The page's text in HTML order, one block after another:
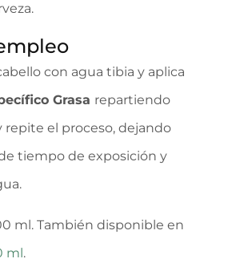
con agua tibia y aplica
Grasa repartiendo
repite el proceso, dejando
tiempo de exposición y
ml. También disponible en
ml .